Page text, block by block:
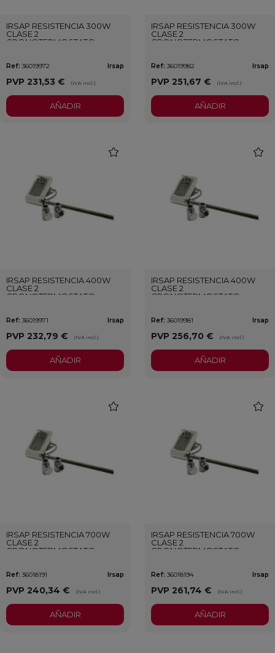
IRSAP RESISTENCIA 300W
CLASE 2
CRONOTERMOSTATO
Ref: 36019972 Irsap
PVP 231,53 € (IVA incl.)
AÑADIR
IRSAP RESISTENCIA 300W
CLASE 2
CRONOTERMOSTATO
Ref: 36019982 Irsap
PVP 251,67 € (IVA incl.)
AÑADIR
IRSAP RESISTENCIA 400W
CLASE 2
CRONOTERMOSTATO
Ref: 36019971 Irsap
PVP 232,79 € (IVA incl.)
AÑADIR
IRSAP RESISTENCIA 400W
CLASE 2
CRONOTERMOSTATO
Ref: 36019981 Irsap
PVP 256,70 € (IVA incl.)
AÑADIR
IRSAP RESISTENCIA 700W
CLASE 2
CRONOTERMOSTATO
Ref: 36018191 Irsap
PVP 240,34 € (IVA incl.)
AÑADIR
IRSAP RESISTENCIA 700W
CLASE 2
CRONOTERMOSTATO
Ref: 36018194 Irsap
PVP 261,74 € (IVA incl.)
AÑADIR